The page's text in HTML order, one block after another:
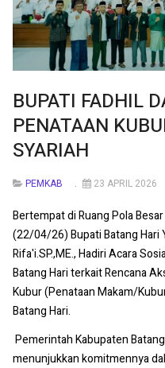
‎BUPATI FADHIL
PENATAAN
SYARIAH
PEMKAB 23 APRIL 2026
Bertempat di Ruang Pola
(22/04/26) Bupati Batang Hari
Rifa'i.SP.,ME., Hadiri Acara
Batang Hari terkait Rencana
Kubur (Penataan Makam/
Batang Hari. ‎
‎Pemerintah Kabupaten
menunjukkan komitmennya